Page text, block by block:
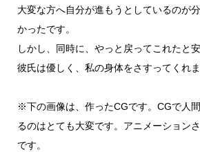
大変な方へ自分が進もうとしているのが
かったです。
しかし、同時に、やっと戻ってこれたと
彼氏は優しく、私の身体をさすってくれま
※下の画像は、作ったCGです。CGで人
るのはとても大変です。アニメーション
です。